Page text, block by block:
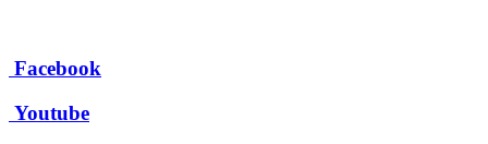
Facebook
Youtube